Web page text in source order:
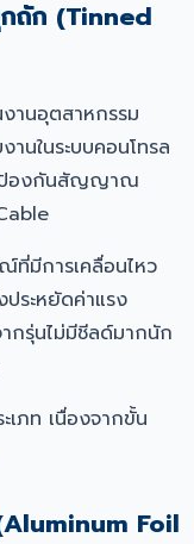
ถัก (Tinned
านอุตสาหกรรม
นในระบบคอนโทรล
ป้องกันสัญญาณ
ที่มีการเคลื่อนไหว
ระหยัดค่าแรง
กรุ่นไม่มีชีลด์มากนัก
ภท เนื่องจากขั้น
Foil